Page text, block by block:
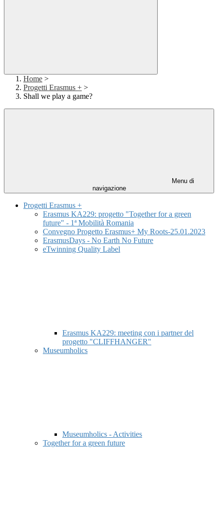
Home >
Progetti Erasmus + >
Shall we play a game?
Menu di
navigazione
Progetti Erasmus +
Erasmus KA229: progetto "Together for a green
future" - 1ª Mobilità Romania
Convegno Progetto Erasmus+ My Roots-25.01.2023
ErasmusDays - No Earth No Future
eTwinning Quality Label
Erasmus KA229: meeting con i partner del
progetto "CLIFFHANGER"
Museumholics
Museumholics - Activities
Together for a green future